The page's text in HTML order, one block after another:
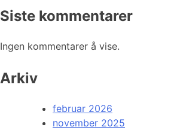
Siste kommentarer
Ingen kommentarer å vise.
Arkiv
februar 2026
november 2025